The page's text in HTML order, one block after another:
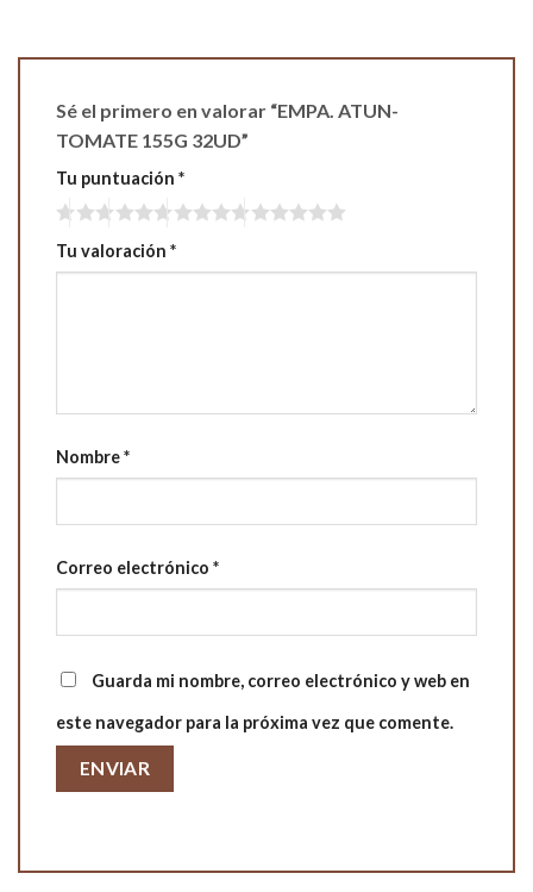
Sé el primero en valorar “EMPA. ATUN-
TOMATE 155G 32UD”
Tu puntuación *
Tu valoración *
Nombre*
Correo electrónico *
Guarda mi nombre, correo electrónico y web en
este navegador para la próxima vez que comente.